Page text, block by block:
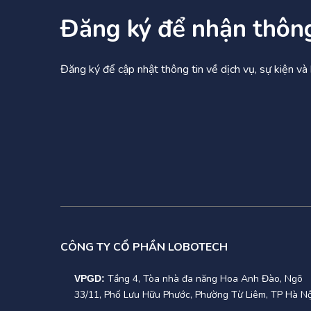
5.Giao
+ Bảng
+ Phần
+ Độ ồn
Đăng ký để nhận
Đăng ký để cập nhật thông tin về dịch vụ, sự kiện và
CÔNG TY CỔ PHẦN LOBOTECH
VPGD: Tầng 4, Tòa nhà đa năng Hoa Anh Đào, Ngõ
33/11, Phố Lưu Hữu Phước, Phường Từ Liêm, TP Hà